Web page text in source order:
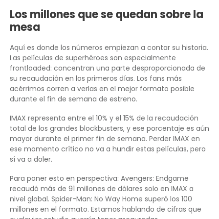
Los millones que se quedan sobre la
mesa
Aquí es donde los números empiezan a contar su historia.
Las películas de superhéroes son especialmente
frontloaded: concentran una parte desproporcionada de
su recaudación en los primeros días. Los fans más
acérrimos corren a verlas en el mejor formato posible
durante el fin de semana de estreno.
IMAX representa entre el 10% y el 15% de la recaudación
total de los grandes blockbusters, y ese porcentaje es aún
mayor durante el primer fin de semana. Perder IMAX en
ese momento crítico no va a hundir estas películas, pero
sí va a doler.
Para poner esto en perspectiva: Avengers: Endgame
recaudó más de 91 millones de dólares solo en IMAX a
nivel global. Spider-Man: No Way Home superó los 100
millones en el formato. Estamos hablando de cifras que